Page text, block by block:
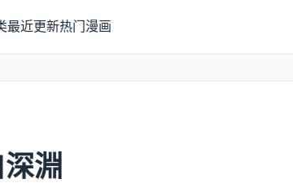
最近更新热门漫画
淵